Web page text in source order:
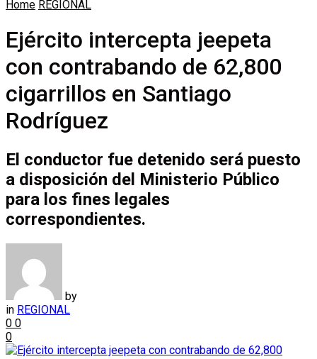
Home REGIONAL
Ejército intercepta jeepeta
con contrabando de 62,800
cigarrillos en Santiago
Rodríguez
El conductor fue detenido será puesto
a disposición del Ministerio Público
para los fines legales
correspondientes.
by
in REGIONAL
0 0
0